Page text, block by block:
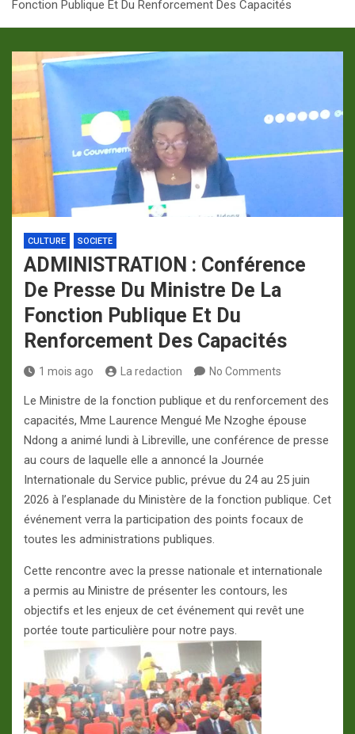
Fonction Publique Et Du Renforcement Des Capacités
CULTURE SOCIETE
ADMINISTRATION : Conférence
De Presse Du Ministre De La
Fonction Publique Et Du
Renforcement Des Capacités
1 mois ago La redaction No Comments
Le Ministre de la fonction publique et du renforcement des
capacités, Mme Laurence Mengué Me Nzoghe épouse
Ndong a animé lundi à Libreville, une conférence de presse
au cours de laquelle elle a annoncé la Journée
Internationale du Service public, prévue du 24 au 25 juin
2026 à l’esplanade du Ministère de la fonction publique. Cet
événement verra la participation des points focaux de
toutes les administrations publiques.
Cette rencontre avec la presse nationale et internationale
a permis au Ministre de présenter les contours, les
objectifs et les enjeux de cet événement qui revêt une
portée toute particulière pour notre pays.
p